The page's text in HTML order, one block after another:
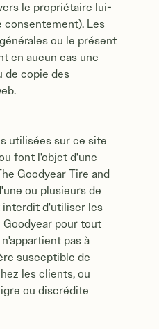
le propriétaire lui-
consentement). Les
ou le présent
en aucun cas une
de copie des
utilisées sur ce site
font l'objet d'une
Goodyear Tire and
ou plusieurs de
interdit d'utiliser les
Goodyear pour tout
pas à
susceptible de
les clients, ou
ou discrédite